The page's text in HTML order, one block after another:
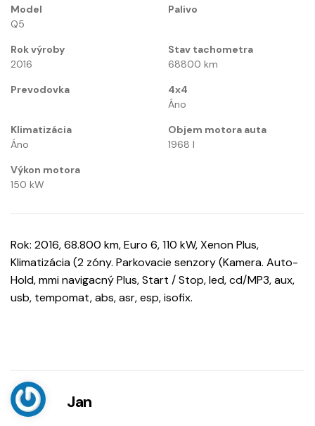
Model
Q5
Palivo
Rok výroby
2016
Stav tachometra
68800 km
Prevodovka
4x4
Áno
Klimatizácia
Áno
Objem motora auta
1968 l
Výkon motora
150 kW
Rok: 2016, 68.800 km, Euro 6, 110 kW, Xenon Plus,
Klimatizácia (2 zóny. Parkovacie senzory (Kamera. Auto-
Hold, mmi navigacný Plus, Start / Stop, led, cd/MP3, aux,
usb, tempomat, abs, asr, esp, isofix.
Jan